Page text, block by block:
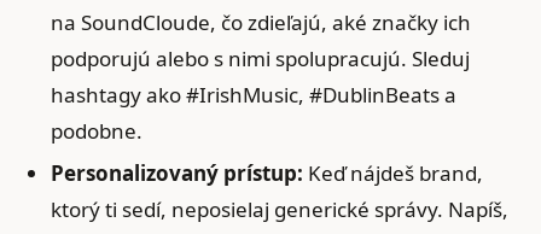
na SoundCloude, čo zdieľajú, aké značky ich
podporujú alebo s nimi spolupracujú. Sleduj
hashtagy ako #IrishMusic, #DublinBeats a
podobne.
Personalizovaný prístup: Keď nájdeš brand,
ktorý ti sedí, neposielaj generické správy. Napíš,